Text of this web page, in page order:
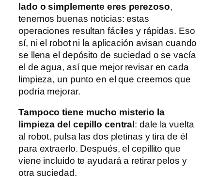
lado o simplemente eres perezoso,
tenemos buenas noticias: estas
operaciones resultan fáciles y rápidas. Eso
sí, ni el robot ni la aplicación avisan cuando
se llena el depósito de suciedad o se vacía
el de agua, así que mejor revisar en cada
limpieza, un punto en el que creemos que
podría mejorar.
Tampoco tiene mucho misterio la
limpieza del cepillo central : dale la vuelta
al robot, pulsa las dos pletinas y tira de él
para extraerlo. Después, el cepillito que
viene incluido te ayudará a retirar pelos y
otra suciedad.